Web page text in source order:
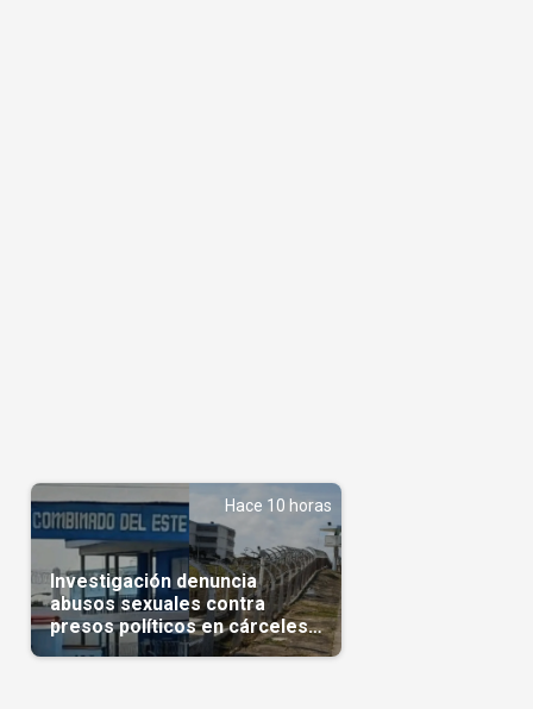
Hace 10 horas
Investigación denuncia
abusos sexuales contra
presos políticos en cárceles
cubanas